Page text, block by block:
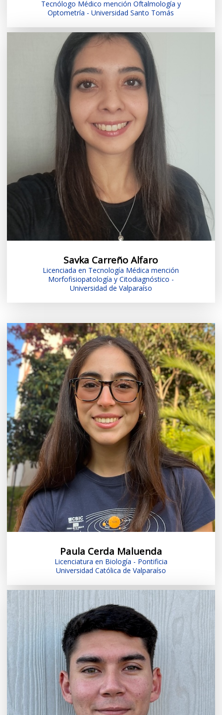
Tecnólogo Médico mención Oftalmología y
Optometría - Universidad Santo Tomás
Savka Carreño Alfaro
Licenciada en Tecnología Médica mención
Morfofisiopatología y Citodiagnóstico -
Universidad de Valparaíso
Paula Cerda Maluenda
Licenciatura en Biología - Pontificia
Universidad Católica de Valparaíso